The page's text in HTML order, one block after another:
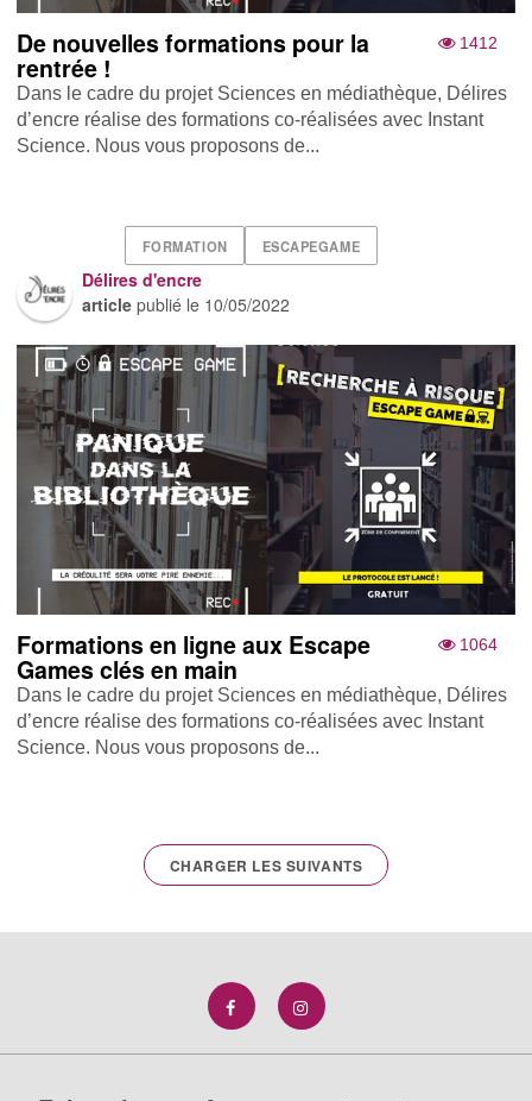
1412
De nouvelles formations pour la
rentrée !
Dans le cadre du projet Sciences en médiathèque, Délires
d’encre réalise des formations co-réalisées avec Instant
Science. Nous vous proposons de...
FORMATION ESCAPEGAME
Délires d'encre
article publié le 10/05/2022
1064
Formations en ligne aux Escape
Games clés en main
Dans le cadre du projet Sciences en médiathèque, Délires
d’encre réalise des formations co-réalisées avec Instant
Science . Nous vous proposons de...
CHARGER LES SUIVANTS